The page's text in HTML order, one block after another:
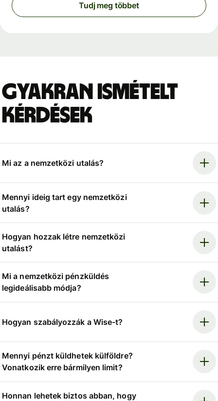
Tudj meg többet
Gyakran ismételt
kérdések
Mi az a nemzetközi utalás?
Mennyi ideig tart egy nemzetközi
utalás?
Hogyan hozzak létre nemzetközi
utalást?
Mi a nemzetközi pénzküldés
legideálisabb módja?
Hogyan szabályozzák a Wise-t?
Mennyi pénzt küldhetek külföldre?
Vonatkozik erre bármilyen limit?
Honnan lehetek biztos abban, hogy